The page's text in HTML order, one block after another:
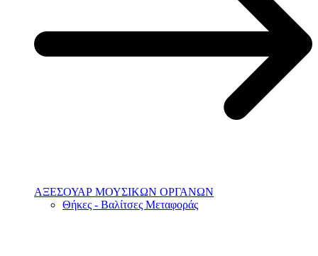
ΑΞΕΣΟΥΑΡ ΜΟΥΣΙΚΩΝ ΟΡΓΑΝΩΝ
Θήκες - Βαλίτσες Μεταφοράς